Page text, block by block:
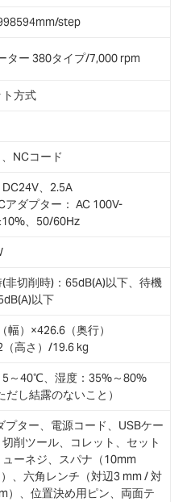
step
ター 380タイプ/7,000 rpm
ト方式
NCコード
、2.5A
アダプター： AC 100V-
、50/60Hz
非切削時)：65dB(A)以下、待機
以下
幅）×426.6（奥行）
（高さ）/19.6 kg
5～40℃、湿度：35%～80%
だし結露のないこと）
プター、電源コード、USBケー
削ツール、コレット、セット
ューネジ、スパナ（10mm
、六角レンチ（対辺3 mm / 対
）、位置決め用ピン、両面テ